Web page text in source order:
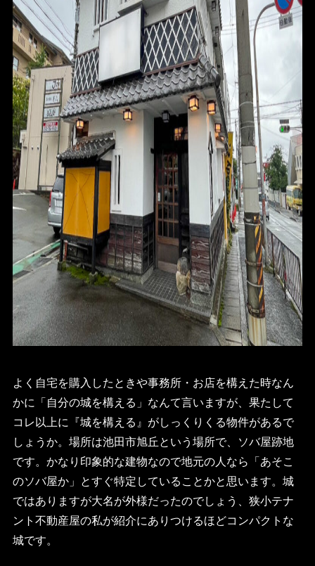
よく自宅を購入したときや事務所・お店を構えた時なん
かに「自分の城を構える」なんて言いますが、果たして
コレ以上に『城を構える』がしっくりくる物件があるで
しょうか。場所は池田市旭丘という場所で、ソバ屋跡地
です。かなり印象的な建物なので地元の人なら「あそこ
のソバ屋か」とすぐ特定していることかと思います。城
ではありますが大名が外様だったのでしょう、狭小テナ
ント不動産屋の私が紹介にありつけるほどコンパクトな
城です。